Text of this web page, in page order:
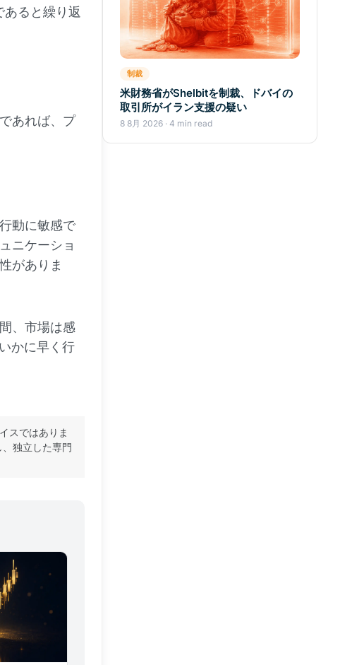
ると繰り返
あれば、プ
動に敏感で
ニケーショ
がありま
、市場は感
かに早く行
スではありま
独立した専門
制裁
米財務省がShelbitを制裁、ドバイの
取引所がイラン支援の疑い
8 8月 2026 · 4 min read